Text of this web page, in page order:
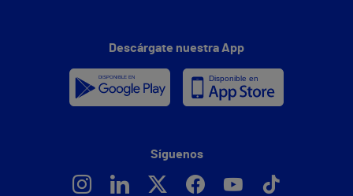
Descárgate nuestra App
Síguenos